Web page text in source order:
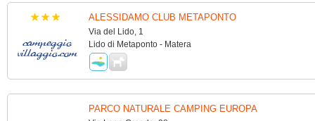
ALESSIDAMO CLUB METAPONTO
Via del Lido, 1
Lido di Metaponto - Matera
PARCO NATURALE CAMPING EUROPA